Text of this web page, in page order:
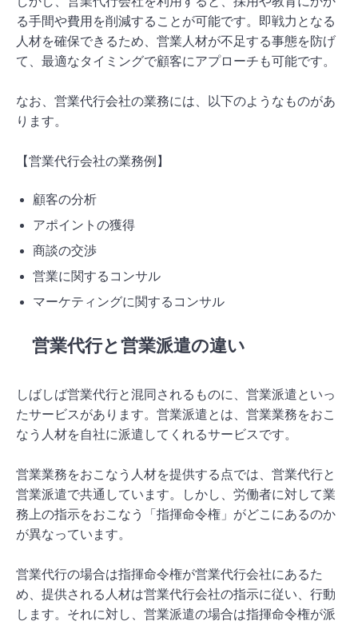
る手間や費用を削減することが可能です。即戦力となる
人材を確保できるため、営業人材が不足する事態を防げ
て、最適なタイミングで顧客にアプローチも可能です。
なお、営業代行会社の業務には、以下のようなものがあ
ります。
【営業代行会社の業務例】
顧客の分析
アポイントの獲得
商談の交渉
営業に関するコンサル
マーケティングに関するコンサル
営業代行と営業派遣の違い
しばしば営業代行と混同されるものに、営業派遣といっ
たサービスがあります。営業派遣とは、営業業務をおこ
なう人材を自社に派遣してくれるサービスです。
営業業務をおこなう人材を提供する点では、営業代行と
営業派遣で共通しています。しかし、労働者に対して業
務上の指示をおこなう「指揮命令権」がどこにあるのか
が異なっています。
営業代行の場合は指揮命令権が営業代行会社にあるた
め、提供される人材は営業代行会社の指示に従い、行動
します。それに対し、営業派遣の場合は指揮命令権が派